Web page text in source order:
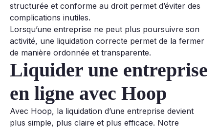
structurée et conforme au droit permet d’éviter des
complications inutiles.
Lorsqu’une entreprise ne peut plus poursuivre son
activité, une liquidation correcte permet de la fermer
de manière ordonnée et transparente.
Liquider une entreprise
en ligne avec Hoop
Avec Hoop, la liquidation d’une entreprise devient
plus simple, plus claire et plus efficace. Notre